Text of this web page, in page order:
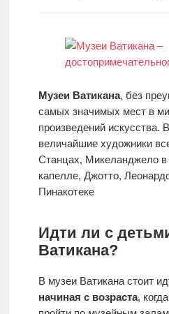
отдыха с
детьми
Европа
Музеи Ватикана, без
самых значимых мест в
произведений искусства.
величайшие художники
Станцах, Микеланджело в
капелле, Джотто,
Пинакотеке
Идти ли с
Ватикана?
В музеи Ватикана стоит
начиная с возраста,